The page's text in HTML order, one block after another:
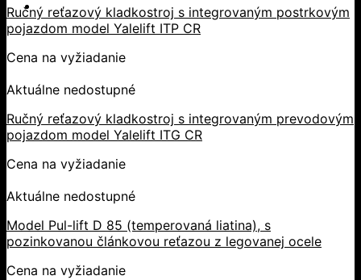
Ručný reťazový kladkostroj s integrovaným postrkovým
pojazdom model Yalelift ITP CR
Cena na vyžiadanie
Aktuálne nedostupné
Ručný reťazový kladkostroj s integrovaným prevodovým
pojazdom model Yalelift ITG CR
Cena na vyžiadanie
Aktuálne nedostupné
Model Pul-lift D 85 (temperovaná liatina), s
pozinkovanou článkovou reťazou z legovanej ocele
Cena na vyžiadanie